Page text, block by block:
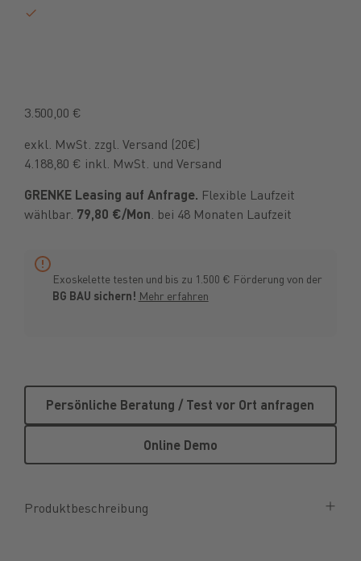
3.500,00 €
exkl. MwSt. zzgl. Versand (20€)
4.188,80 € inkl. MwSt. und Versand
GRENKE Leasing auf Anfrage. Flexible Laufzeit
wählbar. 79,80 €/Mon. bei 48 Monaten Laufzeit
Exoskelette testen und bis zu 1.500 € Förderung von der
BG BAU sichern! Mehr erfahren
Persönliche Beratung / Test
Persönliche Beratung / Test vor Ort anfragen
Online Demo
Produktbeschreibung